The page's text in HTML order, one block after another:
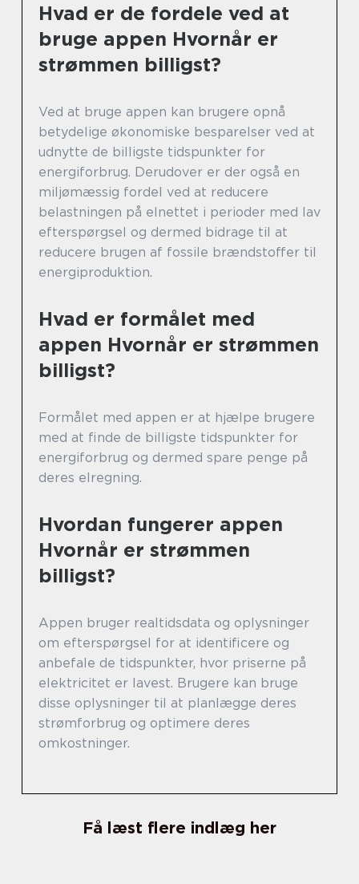
Hvad er de fordele ved at
bruge appen Hvornår er
strømmen billigst?
Ved at bruge appen kan brugere opnå
betydelige økonomiske besparelser ved at
udnytte de billigste tidspunkter for
energiforbrug. Derudover er der også en
miljømæssig fordel ved at reducere
belastningen på elnettet i perioder med lav
efterspørgsel og dermed bidrage til at
reducere brugen af fossile brændstoffer til
energiproduktion.
Hvad er formålet med
appen Hvornår er strømmen
billigst?
Formålet med appen er at hjælpe brugere
med at finde de billigste tidspunkter for
energiforbrug og dermed spare penge på
deres elregning.
Hvordan fungerer appen
Hvornår er strømmen
billigst?
Appen bruger realtidsdata og oplysninger
om efterspørgsel for at identificere og
anbefale de tidspunkter, hvor priserne på
elektricitet er lavest. Brugere kan bruge
disse oplysninger til at planlægge deres
strømforbrug og optimere deres
omkostninger.
Få læst flere indlæg her